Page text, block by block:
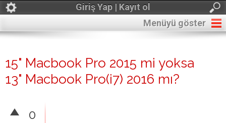
Giriş Yap | Kayıt ol
Menüyü göster
15" Macbook Pro 2015 mi yoksa
13" Macbook Pro(i7) 2016 mı?
0